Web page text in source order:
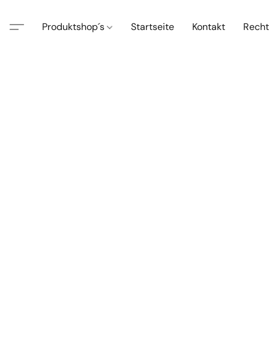
Produktshop´s Startseite Kontakt